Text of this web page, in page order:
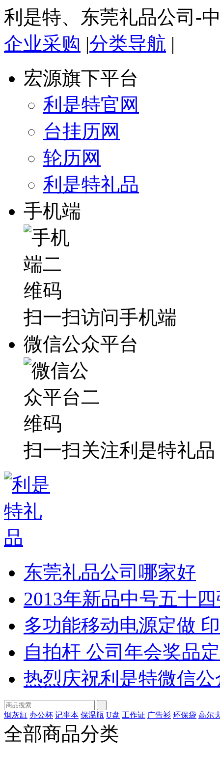
利是特、东莞礼品公司-
企业采购 |分类导航 |
宏源旗下平台
利是特官网
台挂历网
轮历网
利是特礼品
手机端
扫一扫访问手机端
微信公众平台
扫一扫关注利是特礼品
东莞礼品公司哪家好
2013年新品中号五十
多功能移动电源定做
自拍杆 公司年会奖品
热烈庆祝利是特微信
烟灰缸 办公杯 记事本 保温瓶 U盘 工作证 广告衫 环保袋 高尔
全部商品分类